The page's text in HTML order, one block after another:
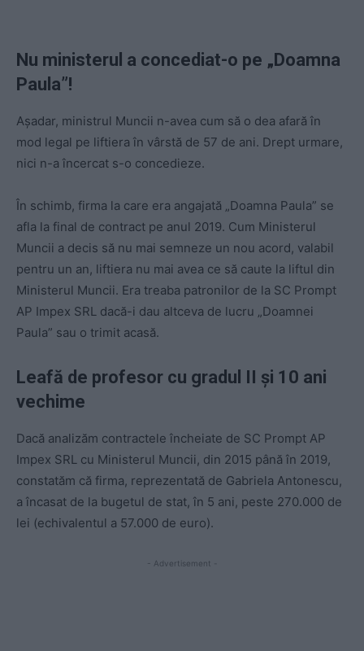
Nu ministerul a concediat-o pe „Doamna
Paula”!
Așadar, ministrul Muncii n-avea cum să o dea afară în
mod legal pe liftiera în vârstă de 57 de ani. Drept urmare,
nici n-a încercat s-o concedieze.
În schimb, firma la care era angajată „Doamna Paula” se
afla la final de contract pe anul 2019. Cum Ministerul
Muncii a decis să nu mai semneze un nou acord, valabil
pentru un an, liftiera nu mai avea ce să caute la liftul din
Ministerul Muncii. Era treaba patronilor de la SC Prompt
AP Impex SRL dacă-i dau altceva de lucru „Doamnei
Paula” sau o trimit acasă.
Leafă de profesor cu gradul II și 10 ani
vechime
Dacă analizăm contractele încheiate de SC Prompt AP
Impex SRL cu Ministerul Muncii, din 2015 până în 2019,
constatăm că firma, reprezentată de Gabriela Antonescu,
a încasat de la bugetul de stat, în 5 ani, peste 270.000 de
lei (echivalentul a 57.000 de euro).
- Advertisement -